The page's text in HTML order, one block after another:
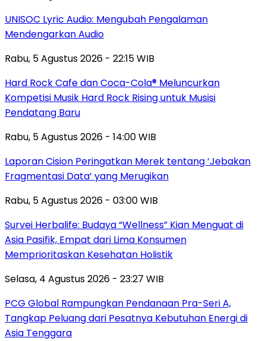
UNISOC Lyric Audio: Mengubah Pengalaman
Mendengarkan Audio
Rabu, 5 Agustus 2026 - 22:15 WIB
Hard Rock Cafe dan Coca-Cola® Meluncurkan
Kompetisi Musik Hard Rock Rising untuk Musisi
Pendatang Baru
Rabu, 5 Agustus 2026 - 14:00 WIB
Laporan Cision Peringatkan Merek tentang ‘Jebakan
Fragmentasi Data’ yang Merugikan
Rabu, 5 Agustus 2026 - 03:00 WIB
Survei Herbalife: Budaya “Wellness” Kian Menguat di
Asia Pasifik, Empat dari Lima Konsumen
Memprioritaskan Kesehatan Holistik
Selasa, 4 Agustus 2026 - 23:27 WIB
PCG Global Rampungkan Pendanaan Pra-Seri A,
Tangkap Peluang dari Pesatnya Kebutuhan Energi di
Asia Tenggara